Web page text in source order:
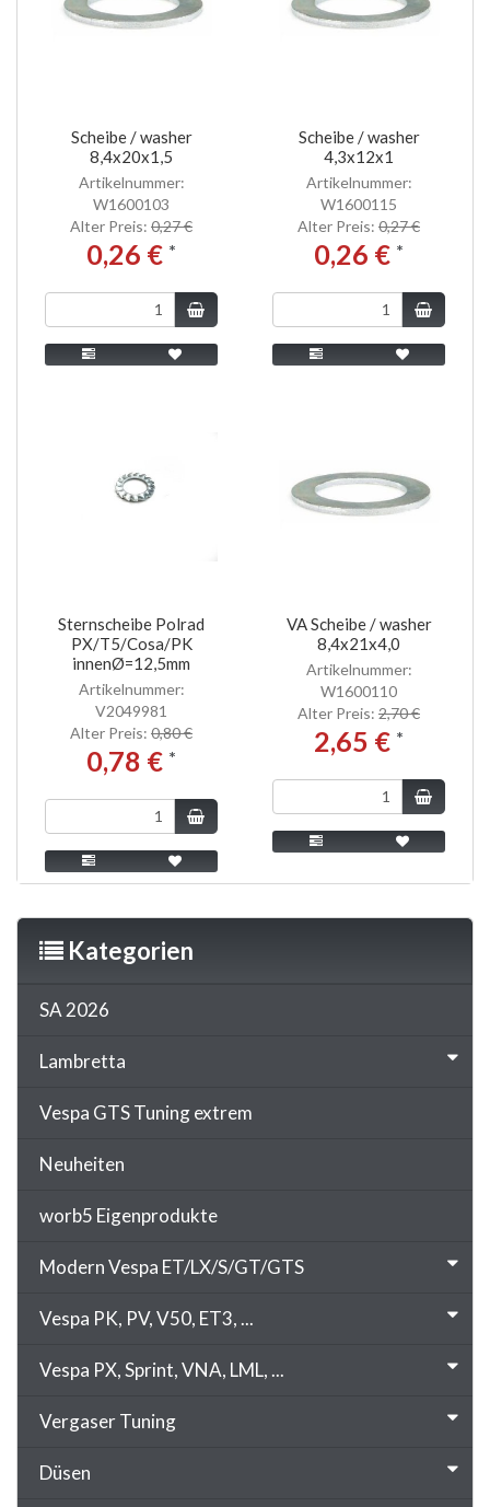
Scheibe / washer
8,4x20x1,5
Artikelnummer:
W1600103
Alter Preis: 0,27 €
0,26 € *
Scheibe / washer
4,3x12x1
Artikelnummer:
W1600115
Alter Preis: 0,27 €
0,26 € *
Sternscheibe Polrad
PX/T5/Cosa/PK
innenØ=12,5mm
Artikelnummer:
V2049981
Alter Preis: 0,80 €
0,78 € *
VA Scheibe / washer
8,4x21x4,0
Artikelnummer:
W1600110
Alter Preis: 2,70 €
2,65 € *
Kategorien
SA 2026
Lambretta
Vespa GTS Tuning extrem
Neuheiten
worb5 Eigenprodukte
Modern Vespa ET/LX/S/GT/GTS
Vespa PK, PV, V50, ET3, ...
Vespa PX, Sprint, VNA, LML, ...
Vergaser Tuning
Düsen